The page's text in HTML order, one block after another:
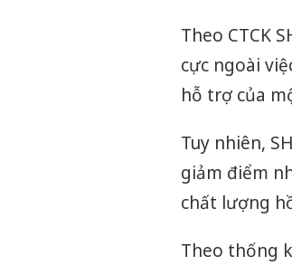
Theo CTCK
cực ngoài
hỗ trợ của
Tuy nhiên,
giảm điểm
chất lượng
Theo thống